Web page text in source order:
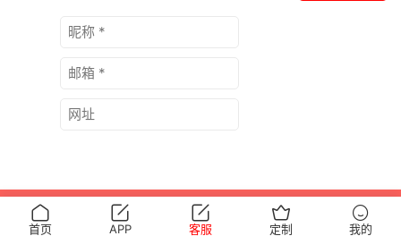
Copyright 2022 初夏女神 All Rights Reserved 赣ICP备2022010051号
首页 APP 客服 定制 我的